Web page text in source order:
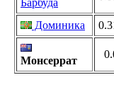
Барбуда
Доминика
Монсеррат